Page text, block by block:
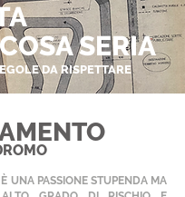
SERIA
DA RISPETTARE
È UNA PASSIONE STUPENDA MA